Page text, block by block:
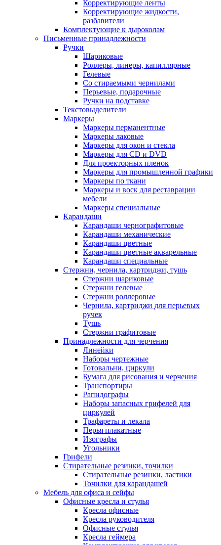
Корректирующие ленты
Корректирующие жидкости,
разбавители
Комплектующие к дыроколам
Письменные принадлежности
Ручки
Шариковые
Роллеры, линеры, капиллярные
Гелевые
Со стираемыми чернилами
Перьевые, подарочные
Ручки на подставке
Текстовыделители
Маркеры
Маркеры перманентные
Маркеры лаковые
Маркеры для окон и стекла
Маркеры для CD и DVD
Для проекторных пленок
Маркеры для промышленной графики
Маркеры по ткани
Маркеры и воск для реставрации
мебели
Маркеры специальные
Карандаши
Карандаши чернографитовые
Карандаши механические
Карандаши цветные
Карандаши цветные акварельные
Карандаши специальные
Стержни, чернила, картриджи, тушь
Стержни шариковые
Стержни гелевые
Стержни роллеровые
Чернила, картриджи для перьевых
ручек
Тушь
Стержни графитовые
Принадлежности для черчения
Линейки
Наборы чертежные
Готовальни, циркули
Бумага для рисования и черчения
Транспортиры
Рапидографы
Наборы запасных грифелей для
циркулей
Трафареты и лекала
Перья плакатные
Изографы
Угольники
Грифели
Стирательные резинки, точилки
Стирательные резинки, ластики
Точилки для карандашей
Мебель для офиса и сейфы
Офисные кресла и стулья
Кресла офисные
Кресла руководителя
Офисные стулья
Кресла геймера